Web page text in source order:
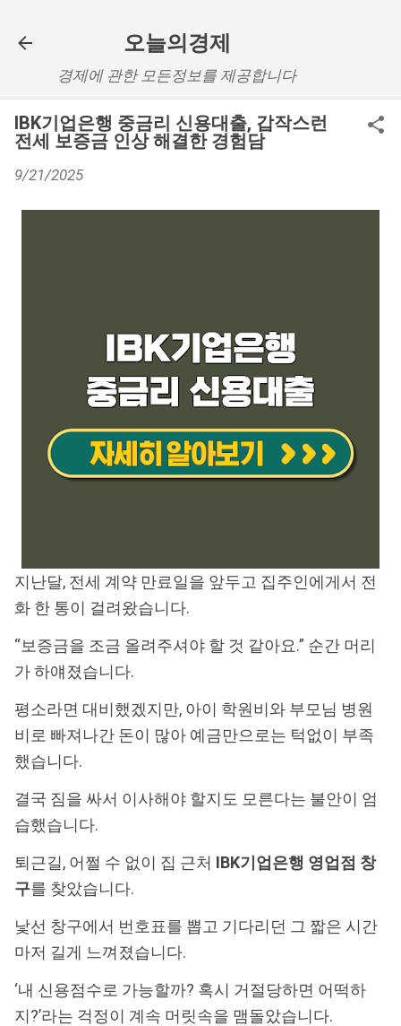
오늘의경제
경제에 관한 모든정보를 제공합니다
IBK기업은행 중금리 신용대출, 갑작스런
전세 보증금 인상 해결한 경험담
9/21/2025
지난달, 전세 계약 만료일을 앞두고 집주인에게서 전
화 한 통이 걸려왔습니다.
“보증금을 조금 올려주셔야 할 것 같아요.” 순간 머리
가 하얘졌습니다.
평소라면 대비했겠지만, 아이 학원비와 부모님 병원
비로 빠져나간 돈이 많아 예금만으로는 턱없이 부족
했습니다.
결국 짐을 싸서 이사해야 할지도 모른다는 불안이 엄
습했습니다.
퇴근길, 어쩔 수 없이 집 근처 IBK기업은행 영업점 창
구를 찾았습니다.
낯선 창구에서 번호표를 뽑고 기다리던 그 짧은 시간
마저 길게 느껴졌습니다.
‘내 신용점수로 가능할까? 혹시 거절당하면 어떡하
지?’라는 걱정이 계속 머릿속을 맴돌았습니다.